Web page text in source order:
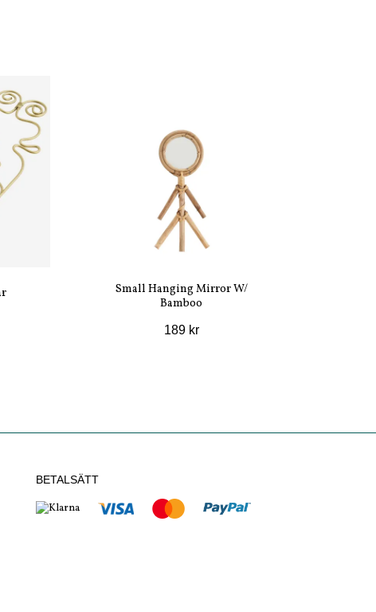
Small Hanging Mirror W/
Bamboo
189 kr
BETALSÄTT